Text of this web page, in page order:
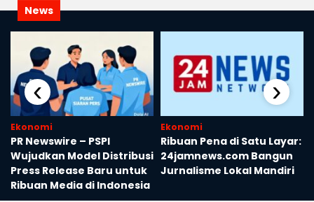
News
Ekonomi
PR Newswire – PSPI
Wujudkan Model Distribusi
Press Release Baru untuk
Ribuan Media di Indonesia
Ekonomi
Ribuan Pena di Satu Layar:
24jamnews.com Bangun
Jurnalisme Lokal Mandiri
‹ ›